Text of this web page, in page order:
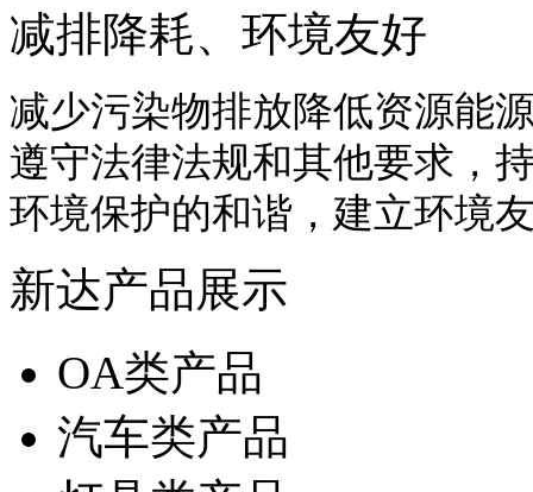
减排降耗、环境友好
减少污染物排放降低资源能
遵守法律法规和其他要求，
环境保护的和谐，建立环境
新达产品展示
OA类产品
汽车类产品